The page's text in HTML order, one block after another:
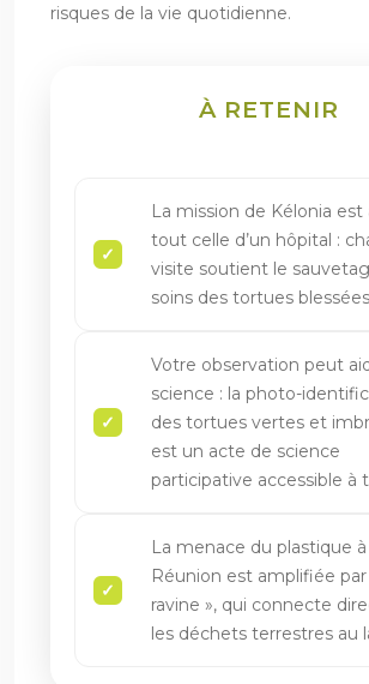
risques de la vie quotidienne.
À RETENIR
La mission de Kélonia est
tout celle d’un hôpital :
visite soutient le
soins des tortues
Votre observation peut
science : la photo-
des tortues vertes et
est un acte de science
participative accessible à
La menace du plastique à
Réunion est amplifiée par
ravine », qui connecte
les déchets terrestres au